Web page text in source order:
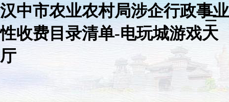
汉中市农业农村局涉企行政事业
性收费目录清单-电玩城游戏大
厅